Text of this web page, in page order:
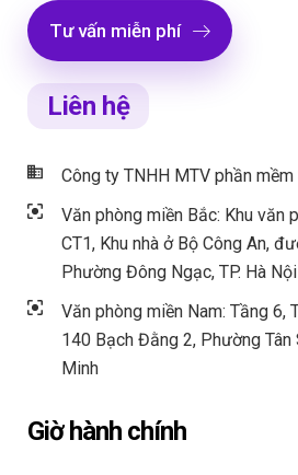
Tư vấn miễn phí
Liên hệ
Công ty TNHH MTV phần
Văn phòng miền Bắc: Khu văn
CT1, Khu nhà ở Bộ Công An,
Phường Đông Ngạc, TP. Hà Nội
Văn phòng miền Nam: Tầng 6,
140 Bạch Đằng 2, Phường Tân
Minh
Giờ hành chính